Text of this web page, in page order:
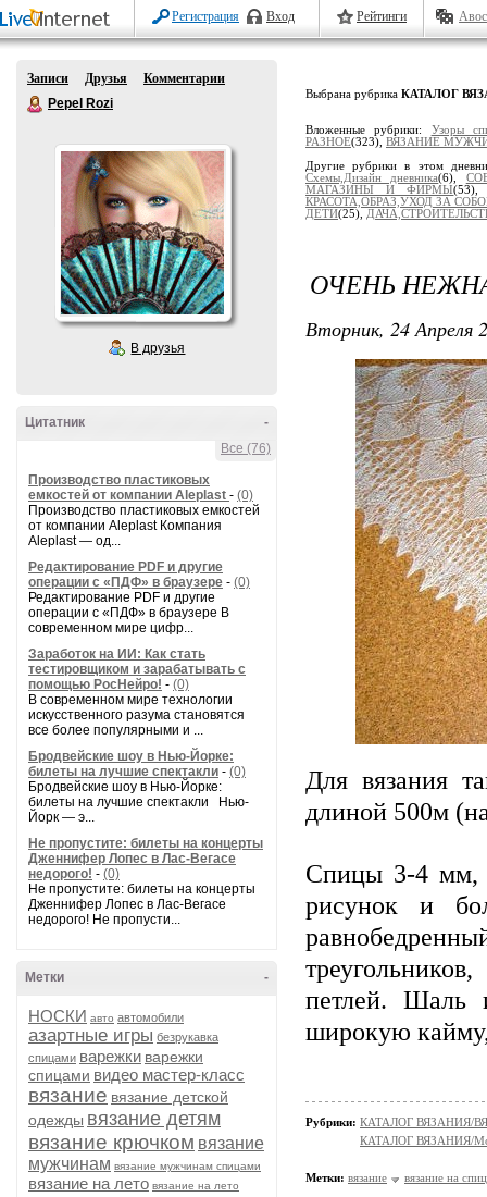
Регистрация Вход Рейтинги
Записи Друзья
Комментарии
Pepel Rozi
В друзья
-
Цитатник
Все (76)
Производство пластиковых
емкостей от компании Aleplast - (0)
Производство пластиковых емкостей
от компании Aleplast Компания
Aleplast — од...
Редактирование PDF и другие
операции с «ПДФ» в браузере - (0)
Редактирование PDF и другие
операции с «ПДФ» в браузере В
современном мире цифр...
Заработок на ИИ: Как стать
тестировщиком и зарабатывать с
помощью РосНейро! - (0)
В современном мире технологии
искусственного разума становятся
все более популярными и ...
Бродвейские шоу в Нью-Йорке:
билеты на лучшие спектакли - (0)
Бродвейские шоу в Нью-Йорке:
билеты на лучшие спектакли Нью-
Йорк — э...
Не пропустите: билеты на концерты
Дженнифер Лопес в Лас-Вегасе
недорого! - (0)
Не пропустите: билеты на концерты
Дженнифер Лопес в Лас-Вегасе
недорого! Не пропусти...
-
Метки
НОСКИ авто автомобили
азартные игры безрукавка
спицами варежки варежки
спицами видео мастер-класс
вязание вязание детской
одежды вязание детям
вязание крючком вязание
мужчинам вязание мужчинам спицами
вязание на лето вязание на лето
Выбрана рубрика КАТАЛОГ
Вложенные рубрики: Узоры
РАЗНОЕ(323), ВЯЗАНИЕ
Другие рубрики в этом
Схемы,Дизайн дневника(6),
МАГАЗИНЫ И ФИРМЫ
КРАСОТА,ОБРАЗ,УХОД ЗА
ДЕТИ(25),
ОЧЕНЬ
Вторник, 24 Апреля
Для вязания
длиной 500м
Спицы 3-4 мм,
рисунок и
петлей. Шаль
широкую кайму,
Рубрики: КАТАЛОГ ВЯЗАНИЯ/
КАТАЛОГ ВЯЗАНИЯ/
Метки: вязание вязание на